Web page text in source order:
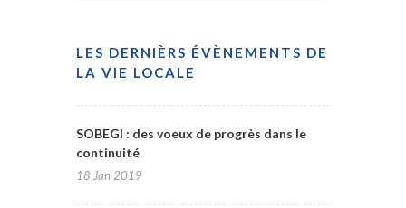
LES DERNIÈRS ÉVÈNEMENTS DE
LA VIE LOCALE
SOBEGI : des voeux de progrès dans le
continuité
18 Jan 2019